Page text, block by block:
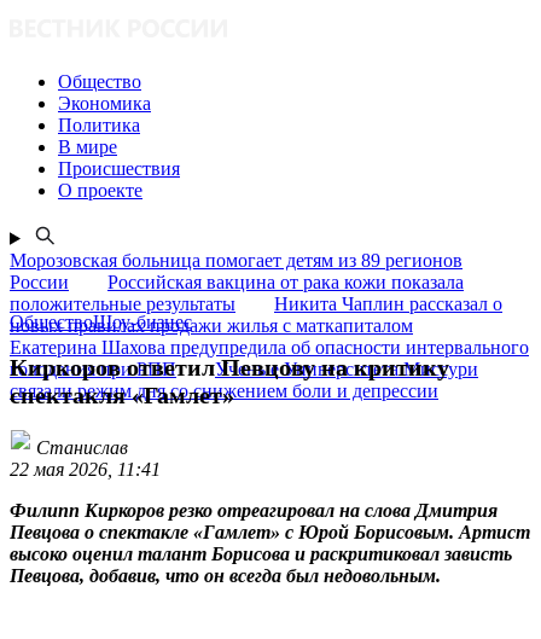
Общество
Экономика
Политика
В мире
Происшествия
О проекте
Морозовская больница помогает детям из 89 регионов
России
Российская вакцина от рака кожи показала
положительные результаты
Никита Чаплин рассказал о
новых правилах продажи жилья с маткапиталом
Екатерина Шахова предупредила об опасности интервального
голодания при РПП
Ученые Университета Миссури
связали режим дня со снижением боли и депрессии
ОбществоШоу-бизнес
Киркоров ответил Певцову на критику
спектакля «Гамлет»
Станислав
22 мая 2026, 11:41
Филипп Киркоров резко отреагировал на слова Дмитрия
Певцова о спектакле «Гамлет» с Юрой Борисовым. Артист
высоко оценил талант Борисова и раскритиковал зависть
Певцова, добавив, что он всегда был недовольным.